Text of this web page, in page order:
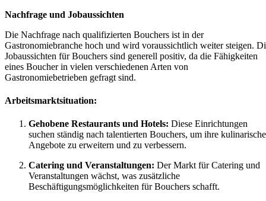
Nachfrage und Jobaussichten
Die Nachfrage nach qualifizierten Bouchers ist in der
Gastronomiebranche hoch und wird voraussichtlich weiter steigen.
Jobaussichten für Bouchers sind generell positiv, da die Fähigkeiten
eines Boucher in vielen verschiedenen Arten von
Gastronomiebetrieben gefragt sind.
Arbeitsmarktsituation:
Gehobene Restaurants und Hotels: Diese Einrichtungen
suchen ständig nach talentierten Bouchers, um ihre
Angebote zu erweitern und zu verbessern.
Catering und Veranstaltungen: Der Markt für Catering und
Veranstaltungen wächst, was zusätzliche
Beschäftigungsmöglichkeiten für Bouchers schafft.